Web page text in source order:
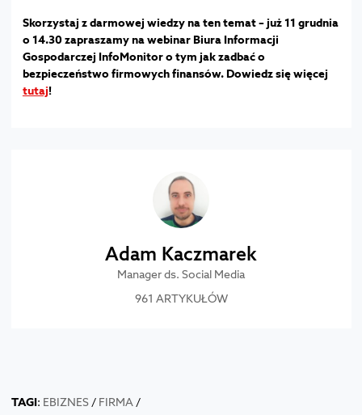
Skorzystaj z darmowej wiedzy na ten temat–już 11 grudnia
o 14.30 zapraszamy na webinar Biura Informacji
Gospodarczej InfoMonitor o tym jak zadbać o
bezpieczeństwo firmowych finansów. Dowiedz się więcej
tutaj!
Adam Kaczmarek
Manager ds. Social Media
961 ARTYKUŁÓW
TAGI: EBIZNES/ FIRMA/